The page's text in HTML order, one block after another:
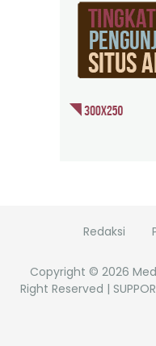
Redaksi
Copyright © 2026
Right Reserved |